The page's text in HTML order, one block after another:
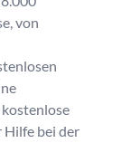
von
Hilfe bei der